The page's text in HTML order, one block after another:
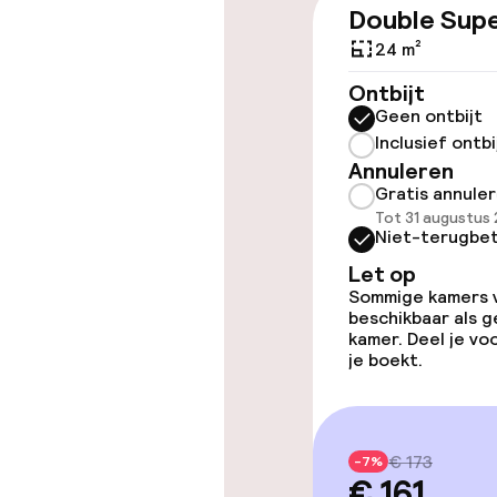
Overal
Lift
Kamers
Zwemmen &
Ligstoelen
Double
24 m²
Ontbijt
Geen ontbijt
Inclusief
Annuleren
Gratis
Tot 31 augustus
Niet-
Let op
Sommige
beschikbaar als
kamer. Deel je
je boekt.
-7% € 173